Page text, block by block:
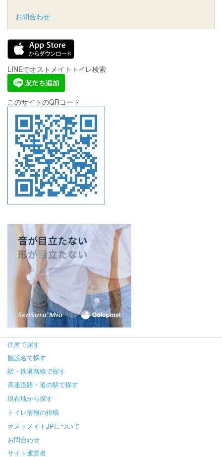
お問合わせ
LINEでオストメイトトイレ検索
このサイトのQRコード
住所で探す
施設名で探す
駅・鉄道路線で探す
高速道路・道の駅で探す
現在地から探す
トイレ情報の投稿
オストメイトJPについて
お問合わせ
サイト運営者